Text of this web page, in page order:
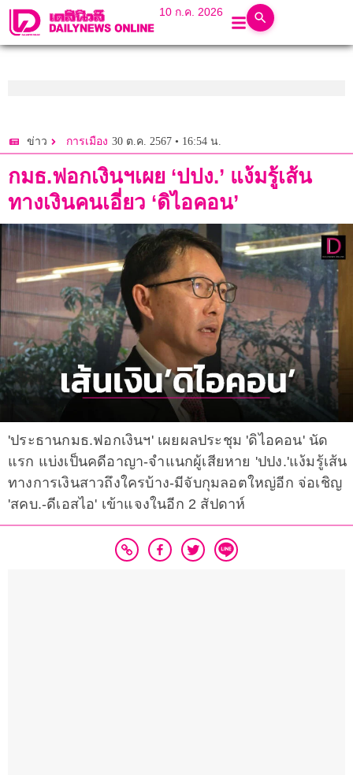
10 ก.ค. 2026
ข่าว การเมือง 30 ต.ค. 2567 • 16:54 น.
กมธ.ฟอกเงินฯเผย ‘ปปง.’ แง้มรู้เส้น
ทางเงินคนเอี่ยว ‘ดิไอคอน’
'ประธานกมธ.ฟอกเงินฯ' เผยผลประชุม 'ดิไอคอน' นัด
แรก แบ่งเป็นคดีอาญา-จำแนกผู้เสียหาย 'ปปง.'แง้มรู้เส้น
ทางการเงินสาวถึงใครบ้าง-มีจับกุมลอตใหญ่อีก จ่อเชิญ
'สคบ.-ดีเอสไอ' เข้าแจงในอีก 2 สัปดาห์